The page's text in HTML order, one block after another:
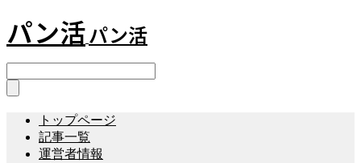
パン活パン活
トップページ
記事一覧
運営者情報